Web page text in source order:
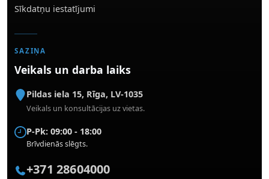
Sīkdatņu iestatījumi
SAZIŅA
Veikals un darba laiks
Pildas iela 15, Rīga, LV-1035
Veikals un konsultācijas uz vietas.
P-Pk: 09:00 - 18:00
Brīvdienās slēgts.
+371 28604000